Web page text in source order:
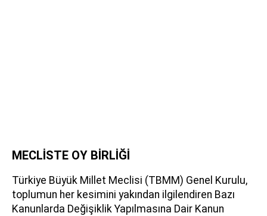
MECLİSTE OY BİRLİĞİ
Türkiye Büyük Millet Meclisi (TBMM) Genel Kurulu,
toplumun her kesimini yakından ilgilendiren Bazı
Kanunlarda Değişiklik Yapılmasına Dair Kanun